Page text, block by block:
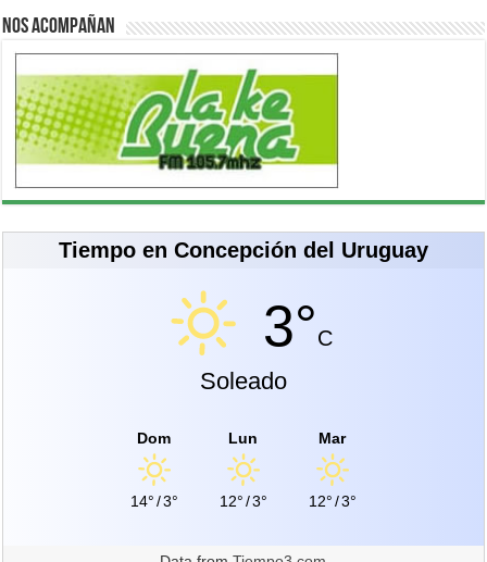
Nos acompañan
Tiempo en Concepción del Uruguay
3°C
Soleado
Dom
14°/3°
Lun
12°/3°
Mar
12°/3°